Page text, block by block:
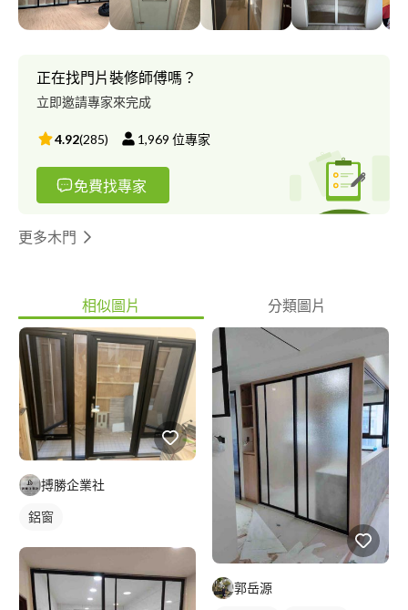
璃、各式細框門、各式玻璃門、淋浴拉門乾濕分離、烤漆玻璃、大
樓帷幕、玻璃隔間、玻璃屋、玻璃採光罩、Pc板採光罩、雨遮、玻
正在找門片裝修師傅嗎？
立即邀請專家來完成
4.92(285) 1,969 位專家
免費找專家
更多木門
相似圖片 分類圖片
搏勝企業社
鋁窗
郭岳源